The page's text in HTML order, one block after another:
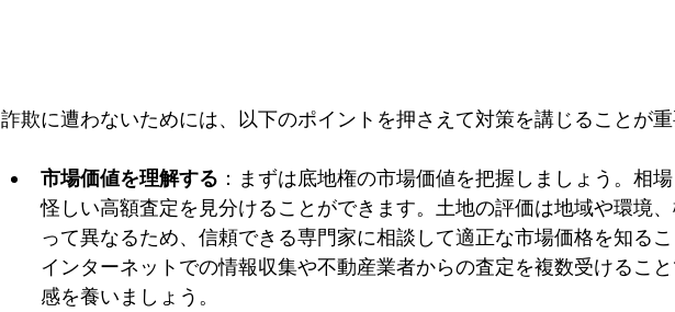
詐欺に遭わないためには、以下のポイントを押さえて対策を講じることが
市場価値を理解する ：まずは底地権の市場価値を把握しましょう。相
怪しい高額査定を見分けることができます。土地の評価は地域や環境
って異なるため、信頼できる専門家に相談して適正な市場価格を知る
インターネットでの情報収集や不動産業者からの査定を複数受けるこ
感を養いましょう。